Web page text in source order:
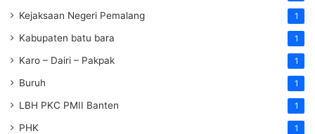
Kejaksaan Negeri Pemalang 1
Kabupaten batu bara 1
Karo – Dairi – Pakpak 1
Buruh 1
LBH PKC PMII Banten 1
PHK 1